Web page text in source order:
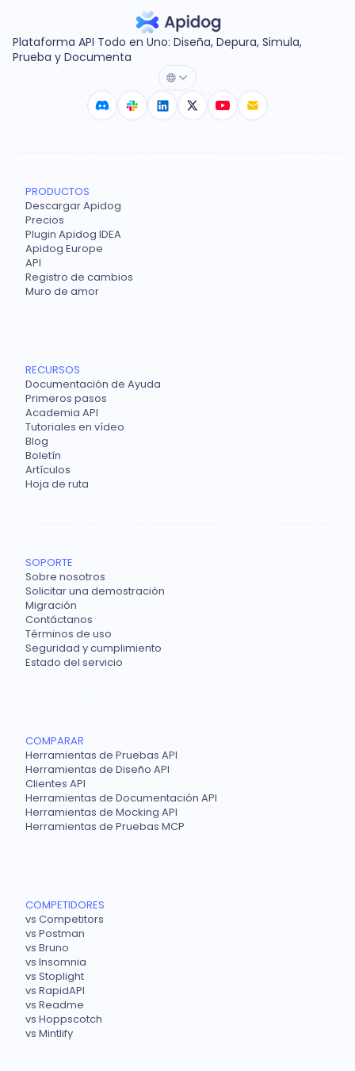
Plataforma API Todo en Uno: Diseña, Depura, Simula,
Prueba y Documenta
PRODUCTOS
Descargar Apidog
Precios
Plugin Apidog IDEA
Apidog Europe
API
Registro de cambios
Muro de amor
RECURSOS
Documentación de Ayuda
Primeros pasos
Academia API
Tutoriales en vídeo
Blog
Boletín
Artículos
Hoja de ruta
SOPORTE
Sobre nosotros
Solicitar una demostración
Migración
Contáctanos
Términos de uso
Seguridad y cumplimiento
Estado del servicio
COMPARAR
Herramientas de Pruebas API
Herramientas de Diseño API
Clientes API
Herramientas de Documentación API
Herramientas de Mocking API
Herramientas de Pruebas MCP
COMPETIDORES
vs Competitors
vs Postman
vs Bruno
vs Insomnia
vs Stoplight
vs RapidAPI
vs Readme
vs Hoppscotch
vs Mintlify